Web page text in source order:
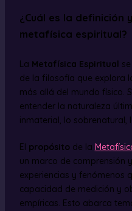
¿Cuál es la definición
metafísica espiritual?
La Metafísica Espiritual
de la filosofía que explora
más allá del mundo físico.
entender la naturaleza
inmaterial, lo sobrenatural,
El propósitode la
un marco de comprensión
experiencias y fenómenos
capacidad de medición y
empíricas. Esto abarca